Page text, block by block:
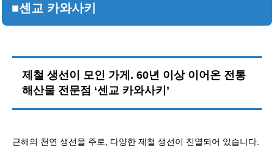
■센교 카와사키
제철 생선이 모인 가게. 60년 이상 이어온 전통
해산물 전문점 ‘센교 카와사키’
근해의 천연 생선을 주로, 다양한 제철 생선이 진열되어 있습니다.